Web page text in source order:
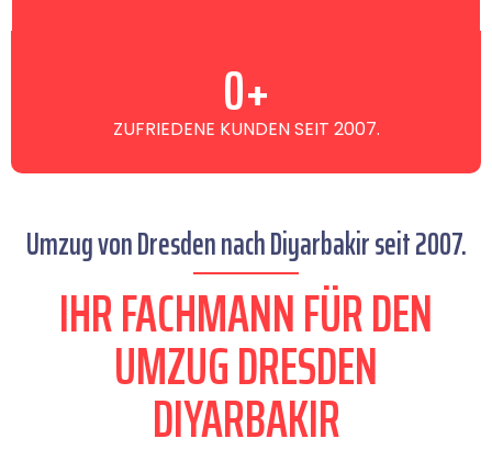
ZUFRIEDENE KUNDEN SEIT 2007.
0+
Umzug von Dresden nach Diyarbakir seit 2007.
IHR FACHMANN FÜR DEN
UMZUG DRESDEN
DIYARBAKIR